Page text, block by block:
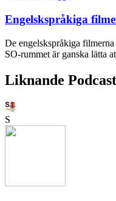
Engelskspråkiga
De engelskspråkiga
SO-rummet är ganska lätta
Liknande
S